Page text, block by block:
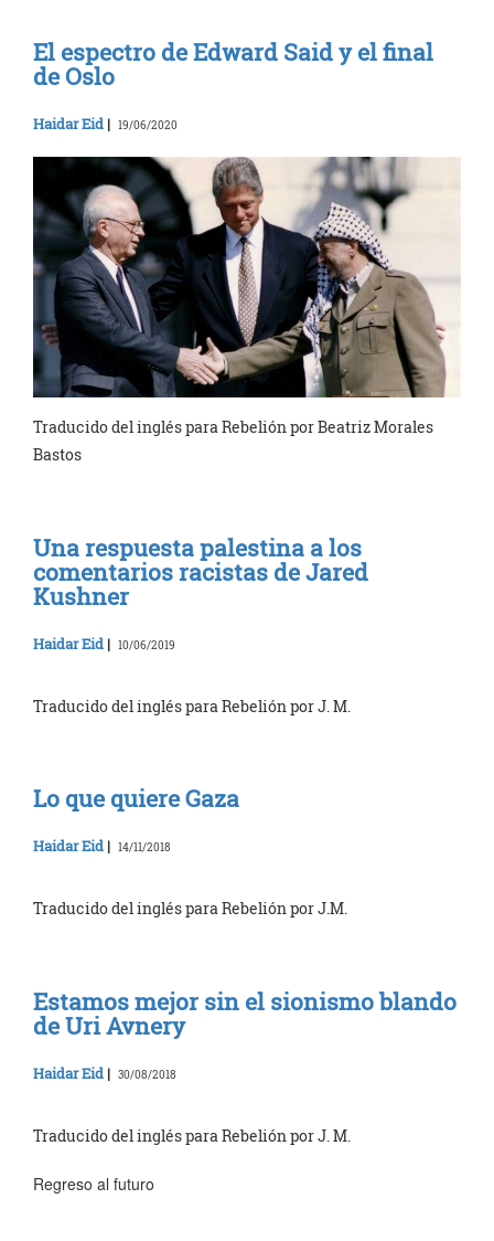
El espectro de Edward Said y el final
de Oslo
Haidar Eid | 19/06/2020
Traducido del inglés para Rebelión por Beatriz Morales
Bastos
Una respuesta palestina a los
comentarios racistas de Jared
Kushner
Haidar Eid | 10/06/2019
Traducido del inglés para Rebelión por J. M.
Lo que quiere Gaza
Haidar Eid | 14/11/2018
Traducido del inglés para Rebelión por J.M.
Estamos mejor sin el sionismo blando
de Uri Avnery
Haidar Eid | 30/08/2018
Traducido del inglés para Rebelión por J. M.
Regreso al futuro